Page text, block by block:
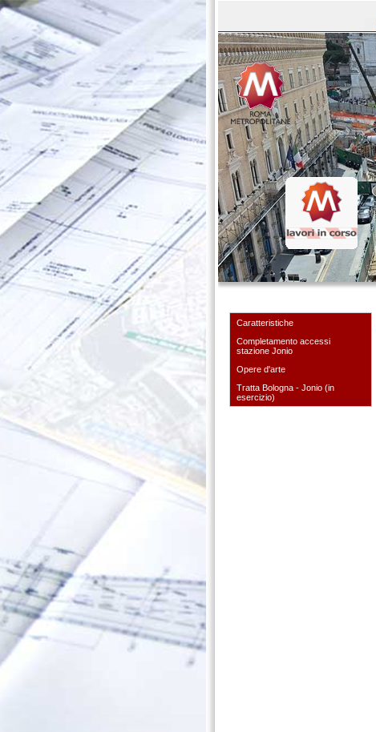
Caratteristiche
Completamento accessi
stazione Jonio
Opere d'arte
Tratta Bologna - Jonio (in
esercizio)